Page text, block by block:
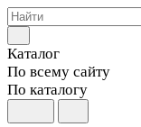
Каталог
По всему сайту
По каталогу